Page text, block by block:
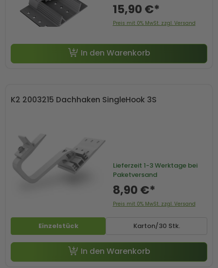
15,90 €*
Preis mit 0% MwSt. zzgl. Versand
In den Warenkorb
K2 2003215 Dachhaken SingleHook 3S
Einzelstück Karton/30 Stk.
Lieferzeit 1-3 Werktage bei
Paketversand
8,90 €*
Preis mit 0% MwSt. zzgl. Versand
In den Warenkorb